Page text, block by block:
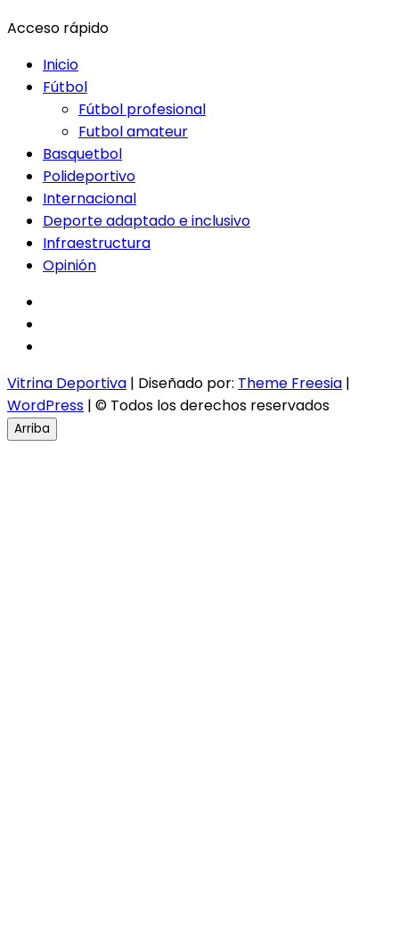
Acceso rápido
Inicio
Fútbol
Fútbol profesional
Futbol amateur
Basquetbol
Polideportivo
Internacional
Deporte adaptado e inclusivo
Infraestructura
Opinión
Vitrina Deportiva | Diseñado por: Theme Freesia |
WordPress | © Todos los derechos reservados
Arriba